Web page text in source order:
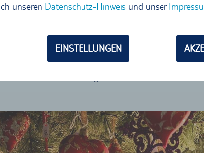
unseren Datenschutz-Hinweis und unser
EINSTELLUNGEN
der Eröffnung; Nürnberger Kinderweihnacht
Uhrzeiten und Sonderöffnungszeiten auf der